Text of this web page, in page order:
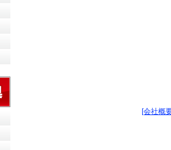
[会社概